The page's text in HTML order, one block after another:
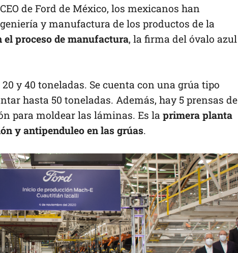
de Ford de México, los mexicanos han
y manufactura de los productos de la
el proceso de manufactura, la firma del óvalo azul
y 40 toneladas. Se cuenta con una grúa tipo
hasta 50 toneladas. Además, hay 5 prensas de
para moldear las láminas. Es la primera planta
y antipenduleo en las grúas.